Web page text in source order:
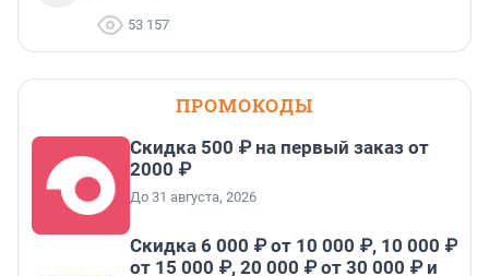
53 157
ПРОМОКОДЫ
Скидка 500 ₽ на первый заказ от
2000 ₽
До 31 августа, 2026
Скидка 6 000 ₽ от 10 000 ₽, 10 000 ₽
от 15 000 ₽, 20 000 ₽ от 30 000 ₽ и